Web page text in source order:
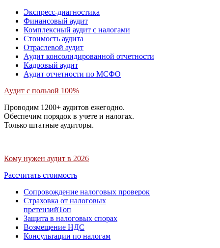
Экспресс-диагностика
Финансовый аудит
Комплексный аудит с налогами
Стоимость аудита
Отраслевой аудит
Аудит консолидированной отчетности
Кадровый аудит
Аудит отчетности по МСФО
Аудит с пользой 100%
Проводим 1200+ аудитов ежегодно.
Обеспечим порядок в учете и налогах.
Только штатные аудиторы.
Кому нужен аудит в 2026
Рассчитать стоимость
Сопровождение налоговых проверок
Страховка от налоговых
претензийТоп
Защита в налоговых спорах
Возмещение НДС
Консультации по налогам